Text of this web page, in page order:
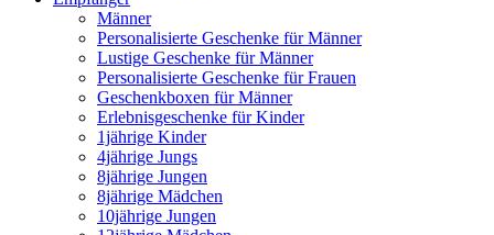
Männer
Personalisierte Geschenke für Männer
Lustige Geschenke für Männer
Personalisierte Geschenke für Frauen
Geschenkboxen für Männer
Erlebnisgeschenke für Kinder
1jährige Kinder
4jährige Jungs
8jährige Jungen
8jährige Mädchen
10jährige Jungen